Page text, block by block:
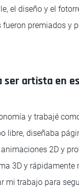
el diseño y el
premiados y
ser artista en
y trabajé
libre, diseñaba
2D y
3D y rápidamente
mi trabajo para